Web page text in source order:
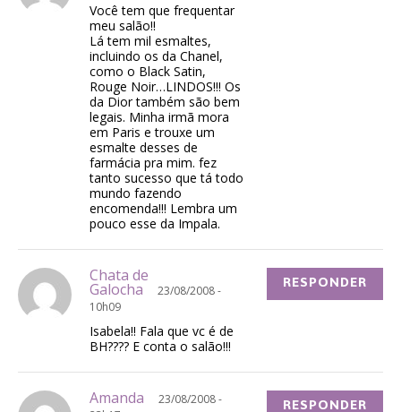
Você tem que frequentar
meu salão!!
Lá tem mil esmaltes,
incluindo os da Chanel,
como o Black Satin,
Rouge Noir…LINDOS!!! Os
da Dior também são bem
legais. Minha irmã mora
em Paris e trouxe um
esmalte desses de
farmácia pra mim. fez
tanto sucesso que tá todo
mundo fazendo
encomenda!!! Lembra um
pouco esse da Impala.
Chata de
Galocha
23/08/2008 -
10h09
Isabela!! Fala que vc é de
BH???? E conta o salão!!!
RESPONDER
Amanda
23/08/2008 -
RESPONDER